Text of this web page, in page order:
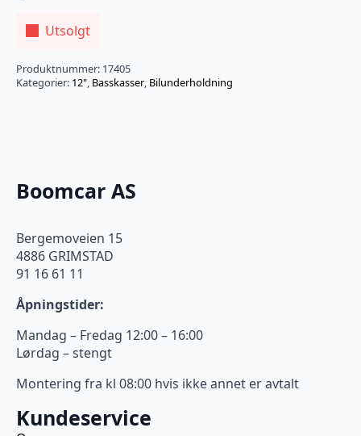
Utsolgt
Produktnummer: 17405
Kategorier: 12", Basskasser, Bilunderholdning
Boomcar AS
Bergemoveien 15
4886 GRIMSTAD
91 16 61 11
Åpningstider:
Mandag – Fredag 12:00 – 16:00
Lørdag – stengt
Montering fra kl 08:00 hvis ikke annet er avtalt
Kundeservice